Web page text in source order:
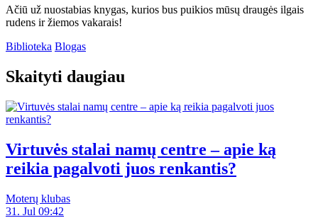
Ačiū už nuostabias knygas, kurios bus puikios mūsų draugės ilgais
rudens ir žiemos vakarais!
Biblioteka Blogas
Skaityti daugiau
Virtuvės stalai namų centre – apie ką
reikia pagalvoti juos renkantis?
Moterų klubas
31. Jul 09:42